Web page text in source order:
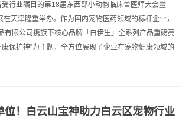
行业瞩目的第18届东西部小动物临床兽医师大会暨
天津隆重举办。作为国内宠物医药领域的标杆企业，
有限公司携旗下核心品牌「白伊生」全系列产品重磅亮
保护神”为主题，全方位展现了企业在宠物健康领域的
位！白云山宝神助力白云区宠物行业